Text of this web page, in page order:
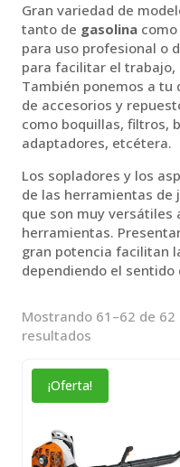
Gran variedad de
tanto de gasolina como
para uso profesional o
para facilitar el trabajo,
También ponemos a tu
de accesorios y
como boquillas, filtros,
adaptadores, etcétera.
Los sopladores y los
de las herramientas de
que son muy versátiles
herramientas.
gran potencia facilitan
dependiendo el sentido
Mostrando 61–62 de 62
resultados
popularidad
¡Oferta!